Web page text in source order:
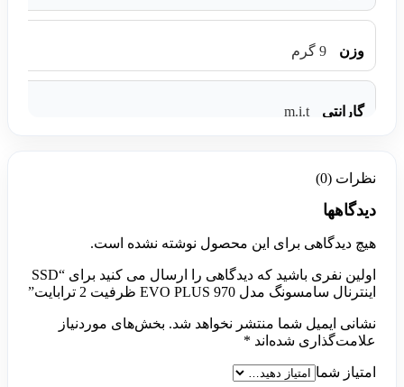
وزن 9 گرم
گارانتی m.i.t
نظرات (0)
دیدگاهها
هیچ دیدگاهی برای این محصول نوشته نشده است.
اولین نفری باشید که دیدگاهی را ارسال می کنید برای “SSD
اینترنال سامسونگ مدل 970 EVO PLUS ظرفیت 2 ترابایت”
نشانی ایمیل شما منتشر نخواهد شد. بخش‌های موردنیاز
علامت‌گذاری شده‌اند *
امتیاز شما